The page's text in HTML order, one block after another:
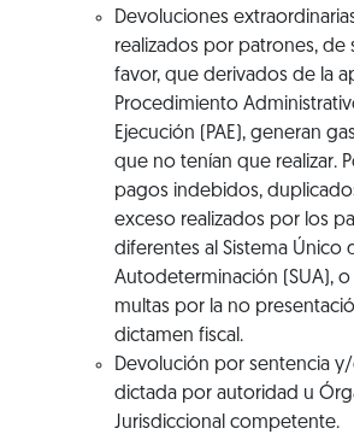
Devoluciones
realizados por patrones, de
favor, que derivados de la
Procedimiento
Ejecución (PAE), generan
que no tenían que realizar.
pagos indebidos,
exceso realizados por los
diferentes al Sistema Único
Autodeterminación (SUA),
multas por la no
dictamen fiscal.
Devolución por sentencia
dictada por autoridad u
Jurisdiccional competente.